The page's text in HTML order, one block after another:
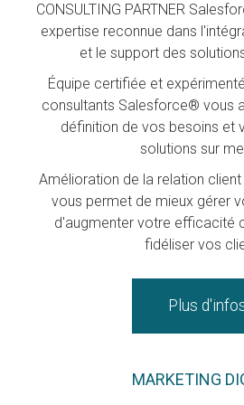
CONSULTING PARTNER
expertise reconnue dans
et le support des
Équipe certifiée et
consultants Salesforce® vous
définition de vos besoins et
solutions sur
Amélioration de la relation
vous permet de mieux gérer
d'augmenter votre efficacité
fidéliser vos
Plus
MARKETING